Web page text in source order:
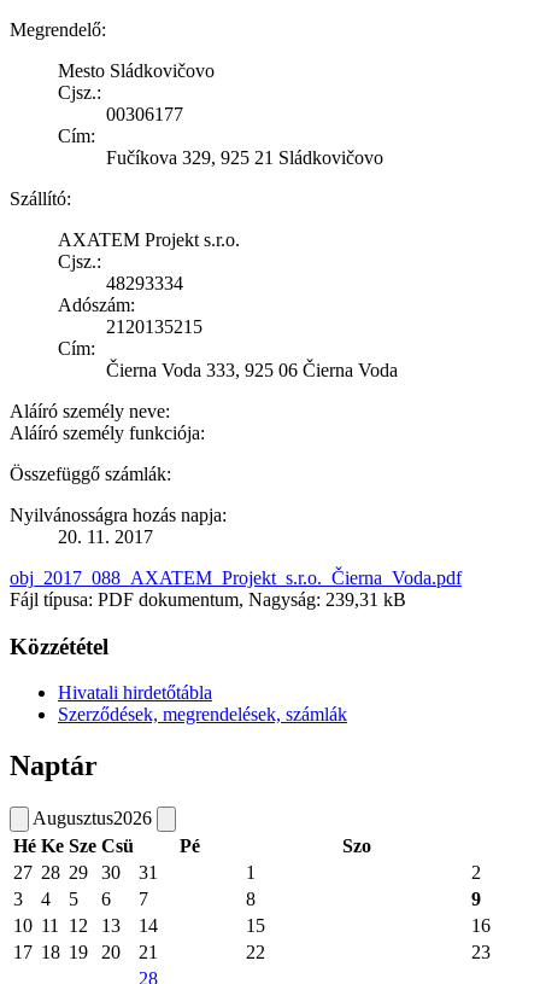
Megrendelő:
Mesto Sládkovičovo
Cjsz.:
00306177
Cím:
Fučíkova 329, 925 21 Sládkovičovo
Szállító:
AXATEM Projekt s.r.o.
Cjsz.:
48293334
Adószám:
2120135215
Cím:
Čierna Voda 333, 925 06 Čierna Voda
Aláíró személy neve:
Aláíró személy funkciója:
Összefüggő számlák:
Nyilvánosságra hozás napja:
20. 11. 2017
obj_2017_088_AXATEM_Projekt_s.r.o._Čierna_Voda.pdf
Fájl típusa: PDF dokumentum, Nagyság: 239,31 kB
Közzététel
Hivatali hirdetőtábla
Szerződések, megrendelések, számlák
Naptár
Augusztus2026
Hé Ke Sze Csü Pé
Szo
27 28 29 30 31 1
2
3
4 5 6 7 8
9
10 11 12 13 14 15
16
17 18 19 20 21 22
23
28